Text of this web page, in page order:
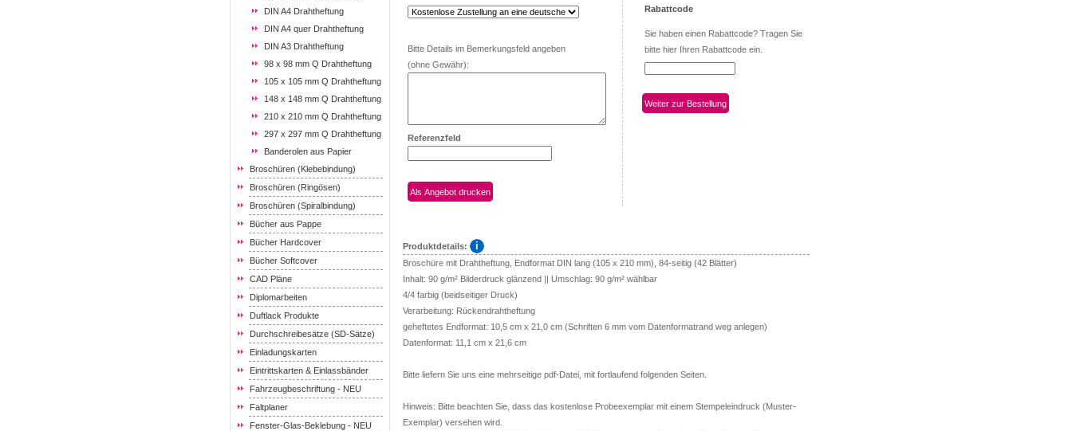
DIN A4 Drahtheftung
DIN A4 quer Drahtheftung
DIN A3 Drahtheftung
98 x 98 mm Q Drahtheftung
105 x 105 mm Q Drahtheftung
148 x 148 mm Q Drahtheftung
210 x 210 mm Q Drahtheftung
297 x 297 mm Q Drahtheftung
Banderolen aus Papier
Broschüren (Klebebindung)
Broschüren (Ringösen)
Broschüren (Spiralbindung)
Bücher aus Pappe
Bücher Hardcover
Bücher Softcover
CAD Pläne
Diplomarbeiten
Duftlack Produkte
Durchschreibesätze (SD-Sätze)
Einladungskarten
Eintrittskarten & Einlassbänder
Fahrzeugbeschriftung - NEU
Faltplaner
Fenster-Glas-Beklebung - NEU
Bitte Details im Bemerkungsfeld angeben
(ohne Gewähr):
Referenzfeld
Rabattcode
Sie haben einen Rabattcode? Tragen Sie
bitte hier Ihren Rabattcode ein.
Produktdetails:
Broschüre mit Drahtheftung, Endformat DIN lang (105 x 210 mm), 84-seitig (42 Blätter)
Inhalt: 90 g/m² Bilderdruck glänzend || Umschlag: 90 g/m² wählbar
4/4 farbig (beidseitiger Druck)
Verarbeitung: Rückendrahtheftung
geheftetes Endformat: 10,5 cm x 21,0 cm (Schriften 6 mm vom Datenformatrand weg anlegen)
Datenformat: 11,1 cm x 21,6 cm
Bitte liefern Sie uns eine mehrseitige pdf-Datei, mit fortlaufend folgenden Seiten.
Hinweis: Bitte beachten Sie, dass das kostenlose Probeexemplar mit einem Stempeleindruck (Muster-
Exemplar) versehen wird.